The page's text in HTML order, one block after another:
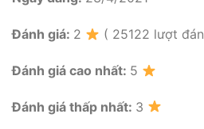
Đánh giá: 2 ( 25122 lượt
Đánh giá cao nhất: 5
Đánh giá thấp nhất: 3